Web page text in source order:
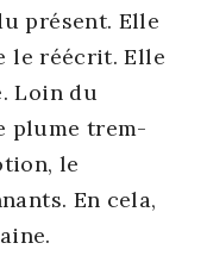
pré­sent. Elle
le réécrit. Elle
Loin du
plume trem­
le
En cela,